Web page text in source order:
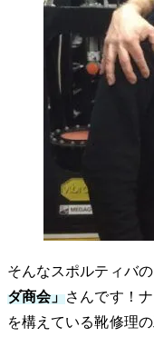
そんなスポルティバ
ダ商会」さんです！
を構えている靴修理